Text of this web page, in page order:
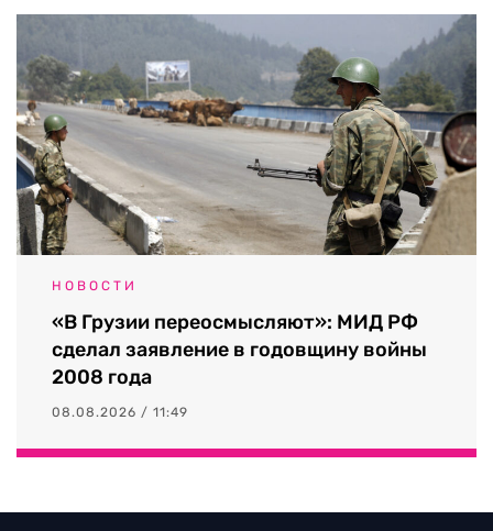
НОВОСТИ
«В Грузии переосмысляют»: МИД РФ
сделал заявление в годовщину войны
2008 года
08.08.2026 / 11:49